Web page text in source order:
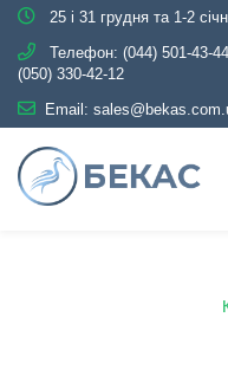
25 і 31 грудня та 1-2
Телефон: (044) 501-43-
(050) 330-42-12
Email: